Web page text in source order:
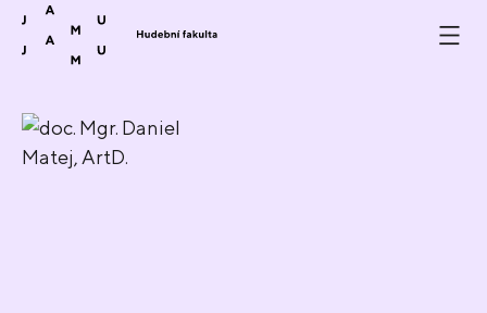
Přeskočit na obsah